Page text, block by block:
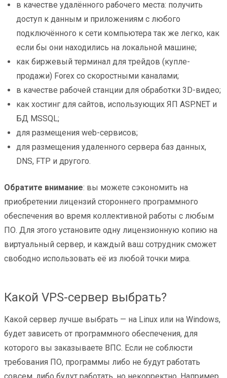
в качестве удалённого рабочего места: получить
доступ к данным и приложениям с любого
подключённого к сети компьютера так же легко, как
если бы они находились на локальной машине;
как биржевый терминал для трейдов (купле-
продажи) Forex со скоростными каналами;
в качестве рабочей станции для обработки 3D-видео;
как хостинг для сайтов, использующих ЯП ASP.NET и
БД MSSQL;
для размещения web-сервисов;
для размещения удаленного сервера баз данных,
DNS, FTP и другого.
Обратите внимание: вы можете сэкономить на
приобретении лицензий стороннего программного
обеспечения во время коллективной работы с любым
ПО. Для этого установите одну лицензионную копию на
виртуальный сервер, и каждый ваш сотрудник сможет
свободно использовать её из любой точки мира.
Какой VPS-сервер выбрать?
Какой сервер лучше выбрать — на Linux или на Windows,
будет зависеть от программного обеспечения, для
которого вы заказываете ВПС. Если не соблюсти
требования ПО, программы либо не будут работать